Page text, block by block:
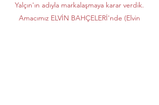
Yalçın'ın adıyla markalaşmaya karar verdik.
Amacımız ELVİN BAHÇELERİ'nde (Elvin